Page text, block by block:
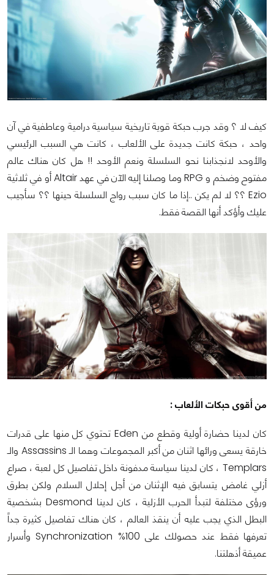
كيف لا ؟ وقد جرب حبكة قوية تاريخية سياسية درامية وعاطفية في آن
واحد ، حبكة كانت جديدة على الألعاب ، كانت هي السبب الرئيسي
والأوحد لانجذابنا نحو السلسلة ونعم الأوحد !! هل كان هناك عالم
مفتوح وضخم و RPG وما وصلنا إليه الآن في عهد Altair أو في ثلاثية
Ezio ؟؟ لا لم يكن ..إذا ما كان سبب رواج السلسلة حينها ؟؟ سأجيب
عليك وأؤكد أنها القصة فقط.
من أقوى حبكات الألعاب :
كان لدينا حضارة أولية وقطع من Eden تحتوي كل منها على قدرات
خارقة يسعى ورائها اثنان من أكبر المجموعات وهما الـ Assassins والـ
Templars ، كان لدينا سياسة مدفونة داخل تفاصيل كل لعبة ، صراع
أزلي غامض يتسابق فيه الإثنان من أجل إحلال السلام ولكن بطرق
ورؤى مختلفة لتبدأ الحرب الأزلية ، كان لدينا Desmond بشخصية
البطل الذي يجب عليه أن ينقذ العالم ، كان هناك تفاصيل كثيرة جداً
تعرفها فقط عند حصولك على 100% Synchronization وأسرار
عميقة أذهلتنا.